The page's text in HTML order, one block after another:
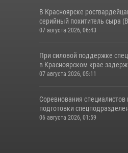
В Красноярске
серийный похититель сыра
07 августа 2026, 06:43
При силовой поддержке
в Красноярском крае
07 августа 2026, 05:11
Соревнования специалистов
подготовки
06 августа 2026, 01:59